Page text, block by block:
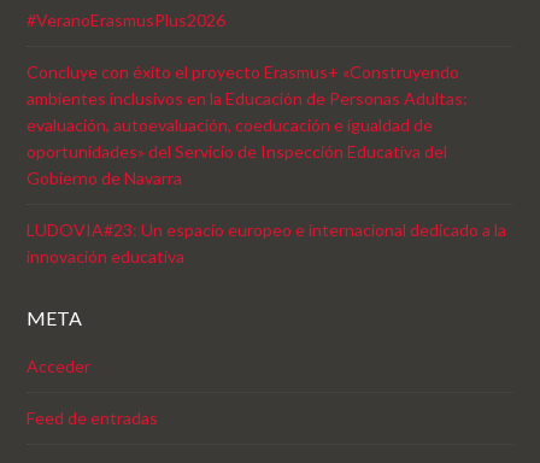
#VeranoErasmusPlus2026
Concluye con éxito el proyecto Erasmus+ «Construyendo
ambientes inclusivos en la Educación de Personas Adultas:
evaluación, autoevaluación, coeducación e igualdad de
oportunidades» del Servicio de Inspección Educativa del
Gobierno de Navarra
LUDOVIA#23: Un espacio europeo e internacional dedicado a la
innovación educativa
META
Acceder
Feed de entradas